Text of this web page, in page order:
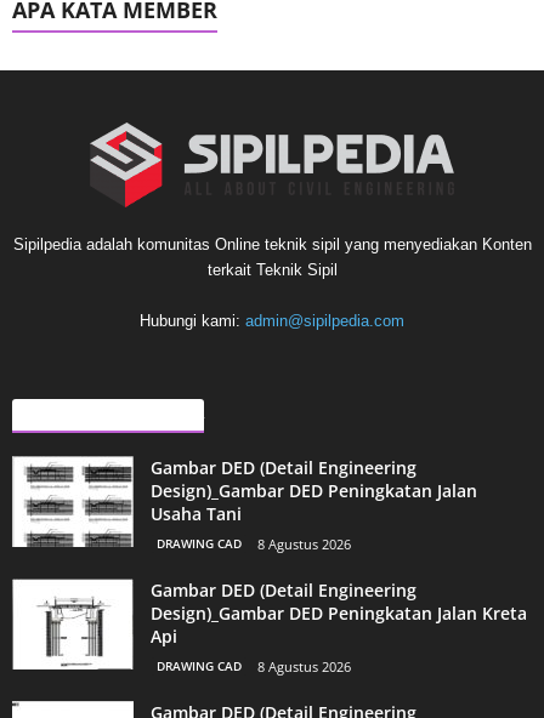
APA KATA MEMBER
Sipilpedia adalah komunitas Online teknik sipil yang menyediakan Konten
terkait Teknik Sipil
Hubungi kami: admin@sipilpedia.com
ARTIKEL LAINNYA
Gambar DED (Detail Engineering
Design)_Gambar DED Peningkatan Jalan
Usaha Tani
DRAWING CAD 8 Agustus 2026
Gambar DED (Detail Engineering
Design)_Gambar DED Peningkatan Jalan Kreta
Api
DRAWING CAD 8 Agustus 2026
Gambar DED (Detail Engineering